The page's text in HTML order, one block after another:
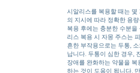
시알리스를 복용할 때는
의 지시에 따라 정확한 용
복용 후에는 충분한 수분
리스 복용 시 자몽 주스는
흔한 부작용으로는 두통,
납니다. 두통이 심한 경우,
장애를 완화하는 약물을
하는 것이 도움이 됩니다.